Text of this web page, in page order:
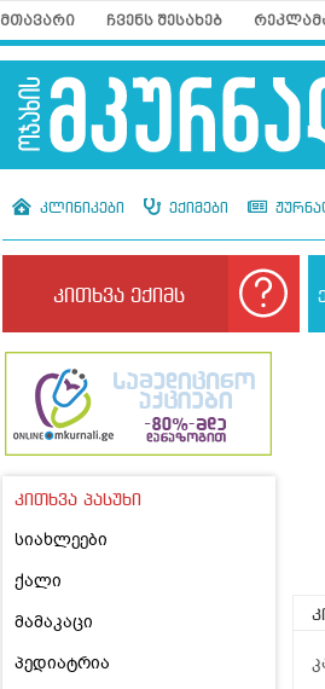
მთავარი ჩვენს შესახებ
კლინიკები ექიმები
კითხვა ექიმს
კითხვა პასუხი
სიახლეები
ქალი
მამაკაცი
პედიატრია